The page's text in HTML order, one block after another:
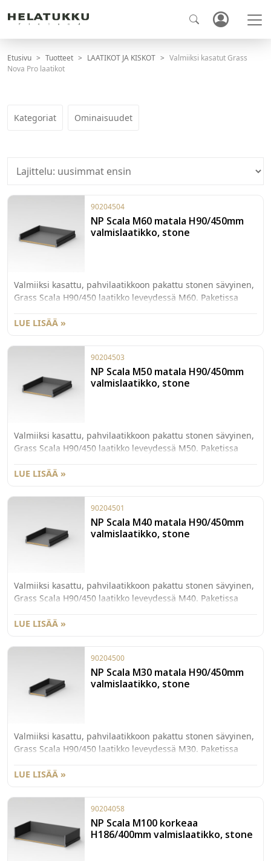
Etusivu Tuotteet LAATIKOT JA KISKOT
Valmiiksi kasatut Grass
Nova Pro laatikot
Kategoriat Ominaisuudet
90204504
NP Scala M60 matala H90/450mm
valmislaatikko, stone
Valmiiksi kasattu, pahvilaatikkoon pakattu stonen sävyinen,
Grass Scala H90/450 laatikko leveydessä M60. Paketissa
käpytapilla.
LUE LISÄÄ »
90204503
NP Scala M50 matala H90/450mm
valmislaatikko, stone
Valmiiksi kasattu, pahvilaatikkoon pakattu stonen sävyinen,
Grass Scala H90/450 laatikko leveydessä M50. Paketissa
käpytapilla.
LUE LISÄÄ »
90204501
NP Scala M40 matala H90/450mm
valmislaatikko, stone
Valmiiksi kasattu, pahvilaatikkoon pakattu stonen sävyinen,
Grass Scala H90/450 laatikko leveydessä M40. Paketissa
käpytapilla.
LUE LISÄÄ »
90204500
NP Scala M30 matala H90/450mm
valmislaatikko, stone
Valmiiksi kasattu, pahvilaatikkoon pakattu stonen sävyinen,
Grass Scala H90/450 laatikko leveydessä M30. Paketissa
käpytapilla.
LUE LISÄÄ »
90204058
NP Scala M100 korkeaa
H186/400mm valmislaatikko, stone